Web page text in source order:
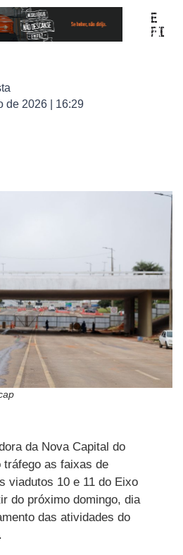
de 2026 | 16:29
da Nova Capital do
as faixas de
viadutos 10 e 11 do Eixo
do próximo domingo, dia
das atividades do